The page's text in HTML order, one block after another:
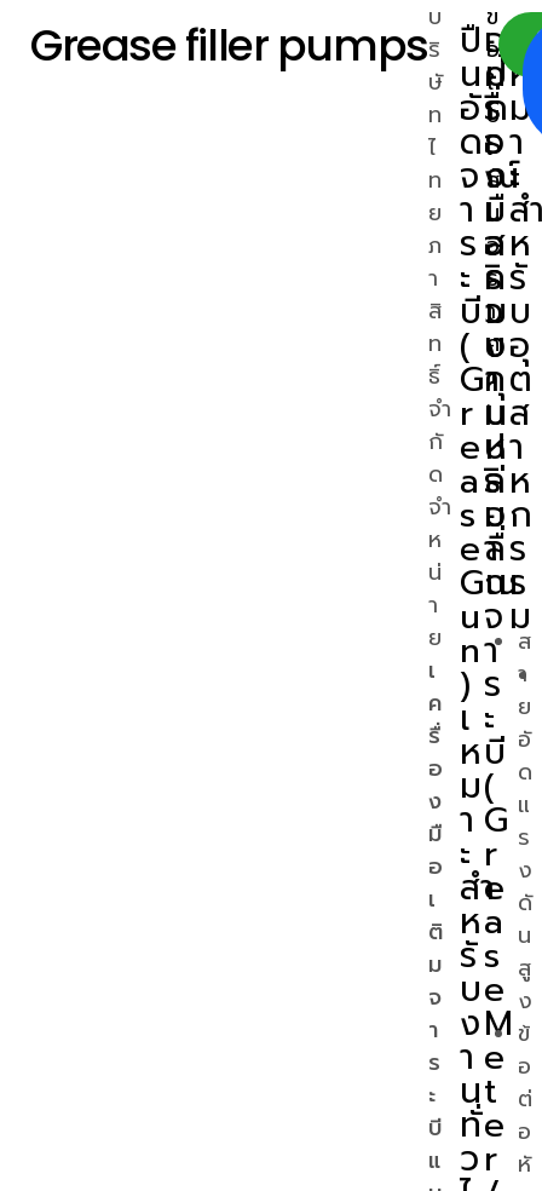
Grease filler pumpsบ
ริ
ษั
ท
ไ
ท
ย
ภ
า
สิ
ท
ธิ์
จำ
กั
ด
จำ
ห
น่
า
ย
เ
ค
รื่
อ
ง
มื
อ
เ
ติ
ม
จ
า
ร
ะ
บี
แ
ปื
น
อั
ด
จ
า
ร
ะ
บี
(
G
r
e
a
s
e
G
u
n
)
เ
ห
ม
า
ะ
สำ
ห
รั
บ
ง
า
น
ทั่
ว
เ
ค
รื่
อ
ง
มื
อ
ค
ว
บ
คุ
ม
ป
ริ
ม
า
ณ
จ
า
ร
ะ
บี
(
G
r
e
a
s
e
M
e
t
e
r
อุ
ป
ก
ร
ณ์
เ
ส
ริ
ม
ง
า
น
ห
ล่
อ
ลื่
น
ส
า
ย
อั
ด
แ
ร
ง
ดั
น
สู
ง
ข้
อ
ต่
อ
หั
ห
ม
า
ะ
สำ
ห
รั
บ
อุ
ต
ส
า
ห
ก
ร
ร
ม
ข
อ
ใ
บ
เ
ส
น
อ
ร
า
ค
า
: